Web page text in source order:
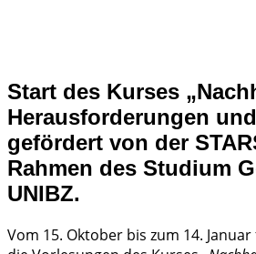
Start des Kurses
Herausforderungen
gefördert von der
Rahmen des Studium
UNIBZ.
Vom 15. Oktober bis zum 14.